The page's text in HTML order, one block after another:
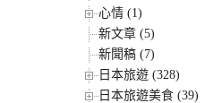
心情 (1)
新文章 (5)
新聞稿 (7)
日本旅遊 (328)
日本旅遊美食 (39)